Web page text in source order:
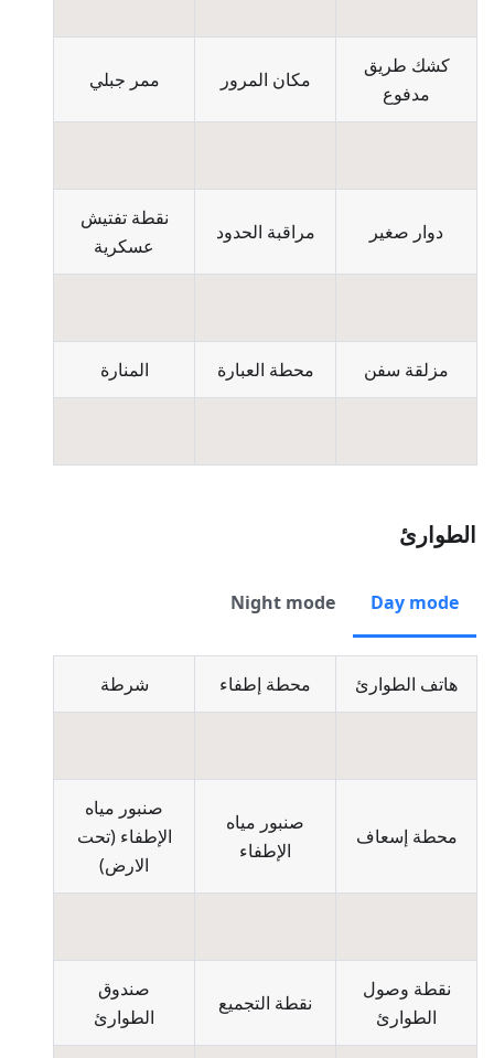
كشك طريق
مدفوع
مكان المرور ممر جبلي
دوار صغير مراقبة الحدود
نقطة تفتيش
عسكرية
مزلقة سفن محطة العبارة المنارة
الطوارئ
Day mode
Night mode
هاتف الطوارئ محطة إطفاء شرطة
محطة إسعاف
صنبور مياه
الإطفاء
صنبور مياه
الإطفاء (تحت
الارض)
نقطة وصول
الطوارئ
نقطة التجميع
صندوق
الطوارئ